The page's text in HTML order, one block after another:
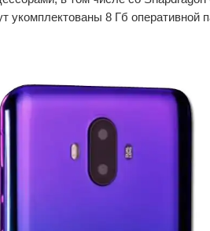
укомплектованы 8 Гб оперативной